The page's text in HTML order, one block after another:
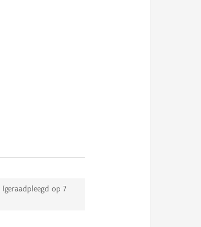
(geraadpleegd op7